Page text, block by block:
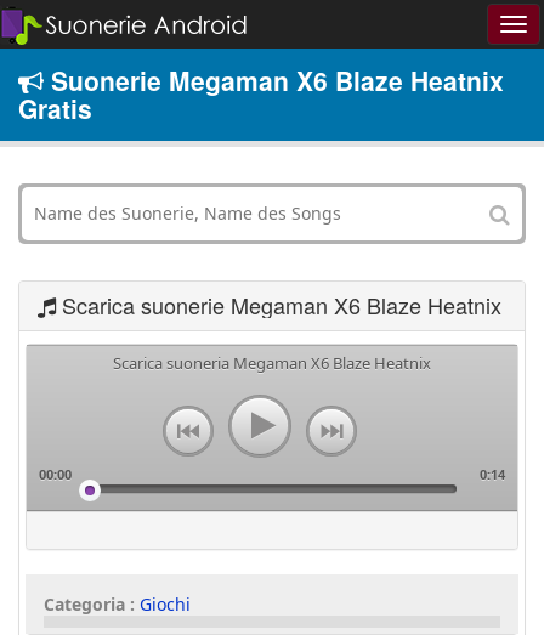
Suonerie Megaman X6 Blaze Heatnix
Gratis
Scarica suonerie Megaman X6 Blaze Heatnix
Scarica suoneria Megaman X6 Blaze Heatnix
00:00 0:14
Categoria : Giochi